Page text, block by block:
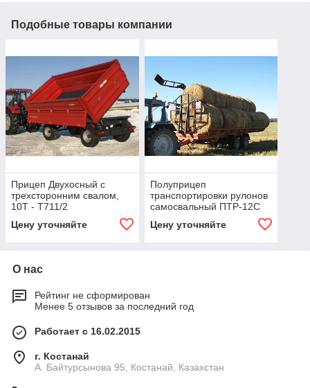
Подобные товары компании
Прицеп Двухосный с
трехсторонним свалом,
10Т - Т711/2
Цену уточняйте
Полуприцеп
транспортировки рулонов
самосвальный ПТР-12С
Цену уточняйте
О нас
Рейтинг не сформирован
Менее 5 отзывов за последний год
Работает с 16.02.2015
г. Костанай
А. Байтурсынова 95, Костанай, Казахстан